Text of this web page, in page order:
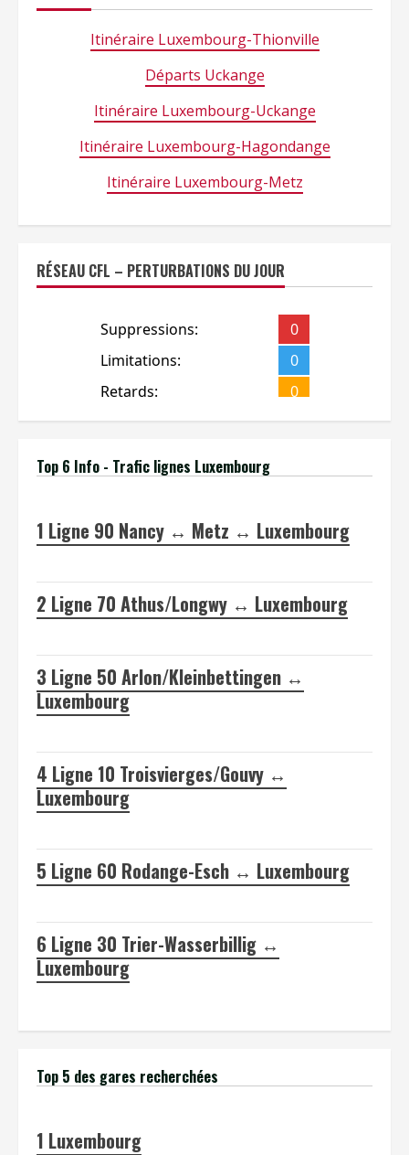
Itinéraire Luxembourg-Thionville
Départs Uckange
Itinéraire Luxembourg-Uckange
Itinéraire Luxembourg-Hagondange
Itinéraire Luxembourg-Metz
RÉSEAU CFL – PERTURBATIONS DU JOUR
Top 6 Info - Trafic lignes Luxembourg
1 Ligne 90 Nancy ↔ Metz ↔ Luxembourg
2 Ligne 70 Athus/Longwy ↔ Luxembourg
3 Ligne 50 Arlon/Kleinbettingen ↔
Luxembourg
4 Ligne 10 Troisvierges/Gouvy ↔
Luxembourg
5 Ligne 60 Rodange-Esch ↔ Luxembourg
6 Ligne 30 Trier-Wasserbillig ↔
Luxembourg
Top 5 des gares recherchées
1 Luxembourg